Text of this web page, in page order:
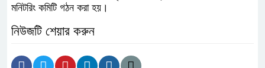
মনিটরিং কমিটি গঠন করা হয়।
নিউজটি শেয়ার করুন